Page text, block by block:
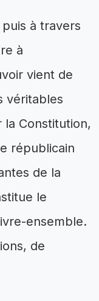
à travers
à
vient de
véritables
Constitution,
républicain
de la
le
ensemble.
de